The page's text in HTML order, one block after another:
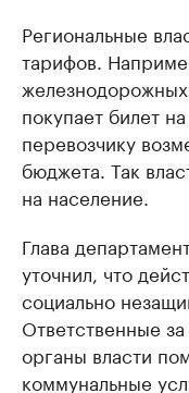
Региональные
тарифов.
покупает билет
перевозчику
бюджета. Так
на население.
Глава
уточнил, что
социально
Ответственные
органы власти
коммунальные